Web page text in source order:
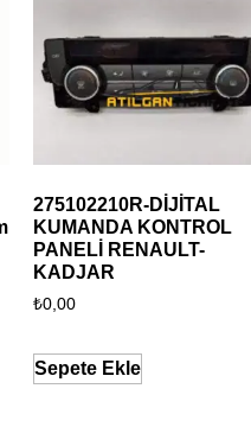
275102210R-DİJİTAL
KUMANDA KONTROL
PANELİ RENAULT-
KADJAR
₺0,00
Sepete Ekle